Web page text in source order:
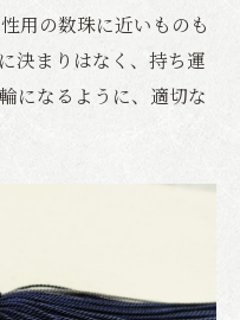
用の数珠に近いものも
決まりはなく、持ち運
になるように、適切な